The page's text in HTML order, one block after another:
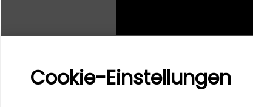
Cookie-Einstellungen